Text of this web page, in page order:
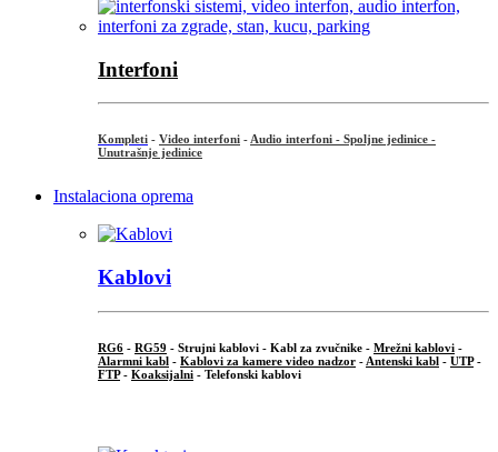
Interfoni
Kompleti - Video interfoni - Audio interfoni - Spoljne jedinice -
Unutrašnje jedinice
Instalaciona oprema
Kablovi
RG6 - RG59 - Strujni kablovi - Kabl za zvučnike - Mrežni kablovi -
Alarmni kabl - Kablovi za kamere video nadzor - Antenski kabl - UTP-
FTP- Koaksijalni - Telefonski kablovi